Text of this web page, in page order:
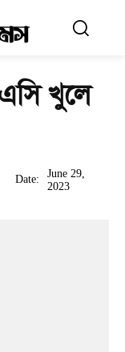
খুলে
Date:
June 29,
2023